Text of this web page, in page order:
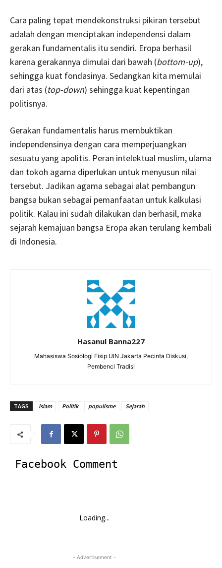
Cara paling tepat mendekonstruksi pikiran tersebut
adalah dengan menciptakan independensi dalam
gerakan fundamentalis itu sendiri. Eropa berhasil
karena gerakannya dimulai dari bawah (bottom-up),
sehingga kuat fondasinya. Sedangkan kita memulai
dari atas (top-down) sehingga kuat kepentingan
politisnya.
Gerakan fundamentalis harus membuktikan
independensinya dengan cara memperjuangkan
sesuatu yang apolitis. Peran intelektual muslim, ulama
dan tokoh agama diperlukan untuk menyusun nilai
tersebut. Jadikan agama sebagai alat pembangun
bangsa bukan sebagai pemanfaatan untuk kalkulasi
politik. Kalau ini sudah dilakukan dan berhasil, maka
sejarah kemajuan bangsa Eropa akan terulang kembali
di Indonesia.
Hasanul Banna227
Mahasiswa Sosiologi Fisip UIN Jakarta Pecinta Diskusi,
Pembenci Tradisi
TAGS islam Politik populisme Sejarah
Facebook Comment
Loading...
- Advertisement -